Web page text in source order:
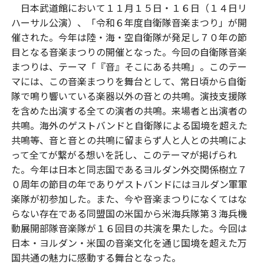
日本武道館において１１月１５日・１６日（１４日リ
ハーサル公演）、「令和６年度自衛隊音楽まつり」が開
催された。今年は陸・海・空自衛隊が発足し７０年の節
目となる音楽まつりの開催となった。今回の自衛隊音楽
まつりは、テーマ「『音』そこにある共鳴」。このテー
マには、この音楽まつりを舞台として、常日頃から自衛
隊で鳴り響いている楽器以外の音との共鳴。演技支援隊
を含めた出演する全ての演者の共鳴。来場者と出演者の
共鳴。海外のゲストバンドと自衛隊による国境を超えた
共鳴等、音と音との共鳴に留まらず人と人との共鳴によ
って全てが繋がる想いを託し、このテーマが掲げられ
た。今年は日本と同志国であるヨルダン外交関係樹立７
０周年の節目の年でありゲストバンドにはヨルダン軍軍
楽隊が初参加した。また、今や音楽まつりになくてはな
らない存在である同盟国の米国から米海兵隊第３海兵機
動展開部隊音楽隊が１６回目の共演を果たした。今回は
日本・ヨルダン・米国の音楽文化を通じ国境を超えた万
国共通の魅力に感動する舞台となった。